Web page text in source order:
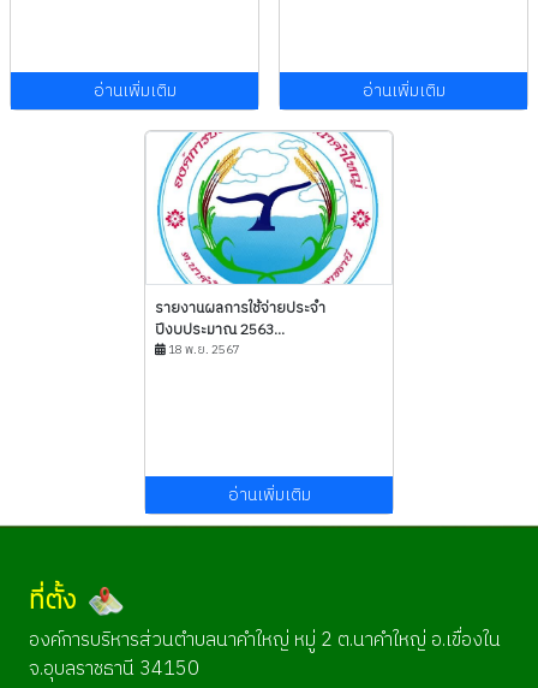
อ่านเพิ่มเติม อ่านเพิ่มเติม
รายงานผลการใช้จ่ายประจำ
ปีงบประมาณ 2563...
18 พ.ย. 2567
อ่านเพิ่มเติม
ที่ตั้ง
องค์การบริหารส่วนตำบลนาคำใหญ่ หมู่ 2 ต.นาคำใหญ่ อ.เขื่องใน
จ.อุบลราชธานี 34150